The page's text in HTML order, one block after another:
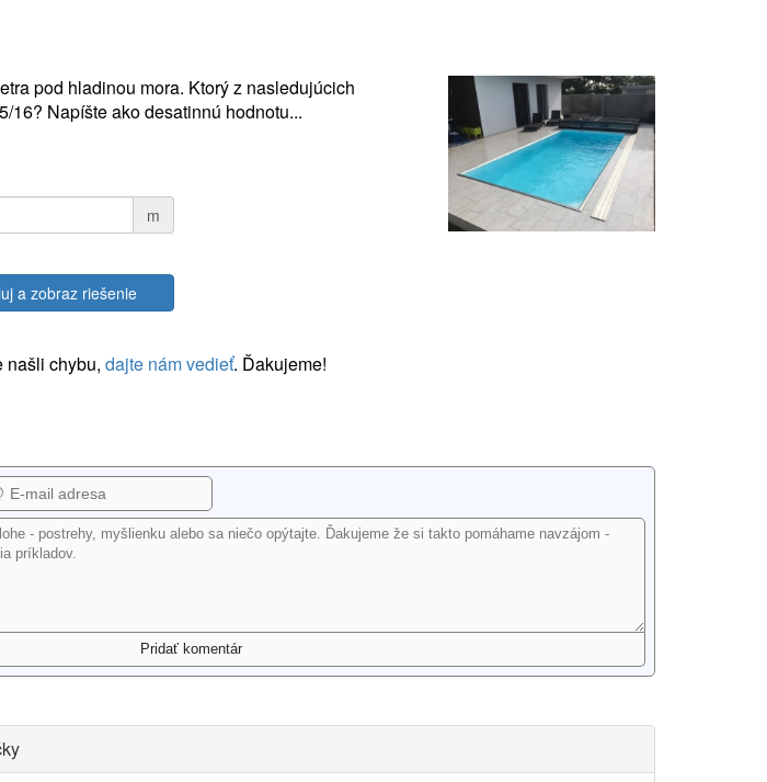
pod hladinou mora. Ktorý z nasledujúcich
16? Napíšte ako desatinnú hodnotu...
m
a zobraz riešenie
našli chybu, dajte nám vedieť. Ďakujeme!